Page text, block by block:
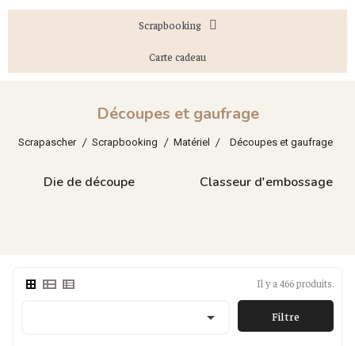
Scrapbooking
Carte cadeau
Découpes et gaufrage
Scrapascher Scrapbooking Matériel Découpes et gaufrage
Die de découpe Classeur d'embossage
Il y a 466 produits.
 Filtre